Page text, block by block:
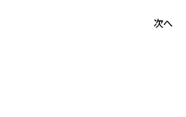
次へ